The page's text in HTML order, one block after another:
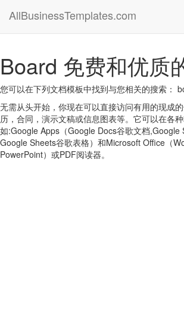
AllBusinessTemplates.com
Board 免费和优质
您可以在下列文档模板中找到与您相关的搜索：
无需从头开始，你现在可以直接访问有用的现成
历，合同，演示文稿或信息图表等。它可以在各
如:Google Apps（Google Docs谷歌文档,Google
Google Sheets谷歌表格）和Microsoft Office（
PowerPoint）或PDF阅读器。